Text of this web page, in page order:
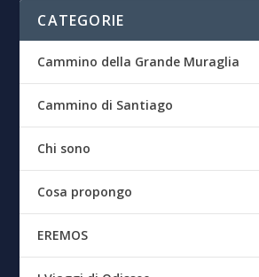
CATEGORIE
Cammino della Grande Muraglia
Cammino di Santiago
Chi sono
Cosa propongo
EREMOS